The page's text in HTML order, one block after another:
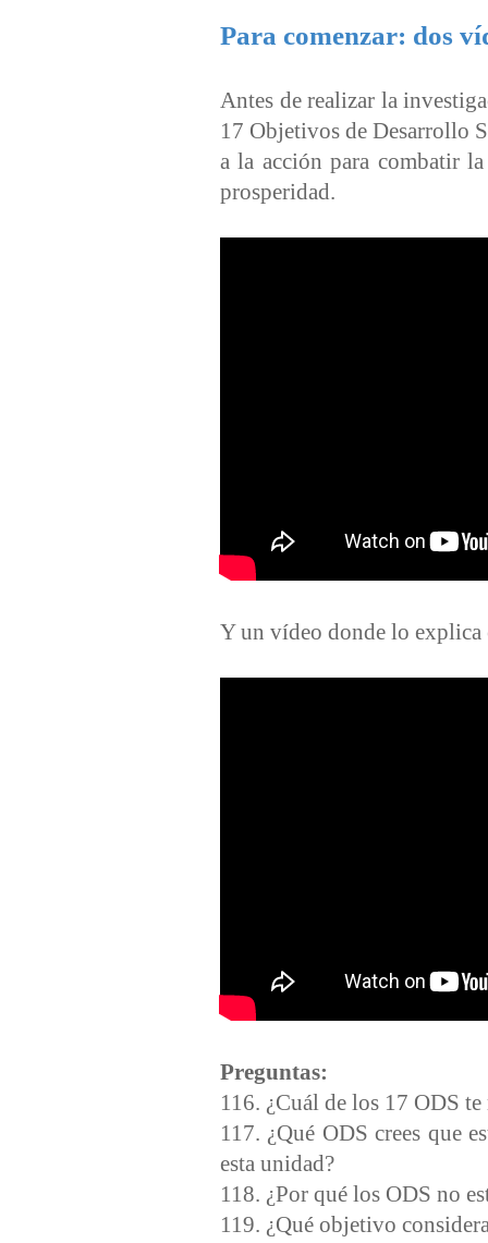
Para comenzar: dos
Antes de realizar la
17 Objetivos de Desarrollo
a la acción para combatir
prosperidad.
Y un vídeo donde lo explica
Preguntas:
116. ¿Cuál de los 17 ODS
117. ¿Qué ODS crees que
esta unidad?
118. ¿Por qué los ODS no
119. ¿Qué objetivo